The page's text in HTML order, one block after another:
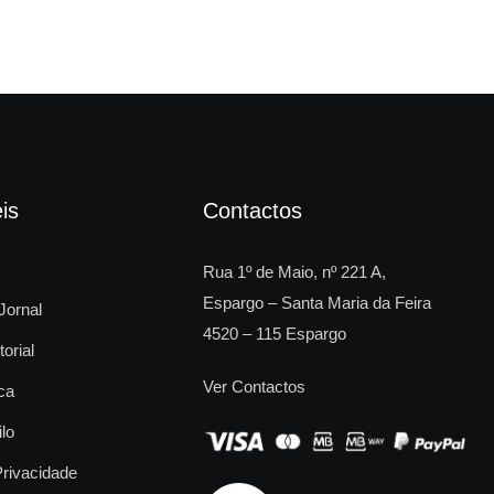
Contactos
Rua 1º de Maio, nº 221 A,
Espargo – Santa Maria da Feira
4520 – 115 Espargo
Ver Contactos